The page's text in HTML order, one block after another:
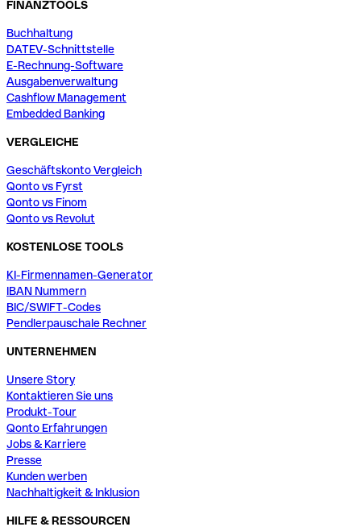
FINANZTOOLS
Buchhaltung
DATEV-Schnittstelle
E-Rechnung-Software
Ausgabenverwaltung
Cashflow Management
Embedded Banking
VERGLEICHE
Geschäftskonto Vergleich
Qonto vs Fyrst
Qonto vs Finom
Qonto vs Revolut
KOSTENLOSE TOOLS
KI-Firmennamen-Generator
IBAN Nummern
BIC/SWIFT-Codes
Pendlerpauschale Rechner
UNTERNEHMEN
Unsere Story
Kontaktieren Sie uns
Produkt-Tour
Qonto Erfahrungen
Jobs & Karriere
Presse
Kunden werben
Nachhaltigkeit & Inklusion
HILFE & RESSOURCEN